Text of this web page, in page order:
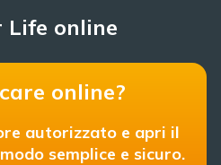
online
online?
autorizzato e apri il
semplice e sicuro.